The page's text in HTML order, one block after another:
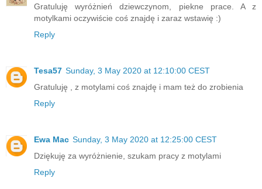
Gratuluję wyróżnień dziewczynom, piekne prace. A z
motylkami oczywiście coś znajdę i zaraz wstawię :)
Reply
Tesa57 Sunday, 3 May 2020 at 12:10:00 CEST
Gratuluję , z motylami coś znajdę i mam też do zrobienia
Reply
Ewa Mac Sunday, 3 May 2020 at 12:25:00 CEST
Dziękuję za wyróżnienie, szukam pracy z motylami
Reply